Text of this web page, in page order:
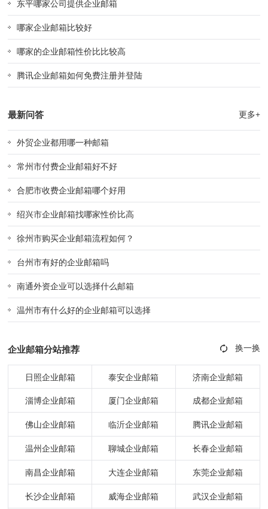
东平哪家公司提供企业邮箱
哪家企业邮箱比较好
哪家的企业邮箱性价比比较高
腾讯企业邮箱如何免费注册并登陆
最新问答 更多+
外贸企业都用哪一种邮箱
常州市付费企业邮箱好不好
合肥市收费企业邮箱哪个好用
绍兴市企业邮箱找哪家性价比高
徐州市购买企业邮箱流程如何？
台州市有好的企业邮箱吗
南通外资企业可以选择什么邮箱
温州市有什么好的企业邮箱可以选择
企业邮箱分站推荐
日照企业邮箱 泰安企业邮箱 济南企业邮箱
淄博企业邮箱 厦门企业邮箱 成都企业邮箱
佛山企业邮箱 临沂企业邮箱 腾讯企业邮箱
温州企业邮箱 聊城企业邮箱 长春企业邮箱
南昌企业邮箱 大连企业邮箱 东莞企业邮箱
长沙企业邮箱 威海企业邮箱 武汉企业邮箱